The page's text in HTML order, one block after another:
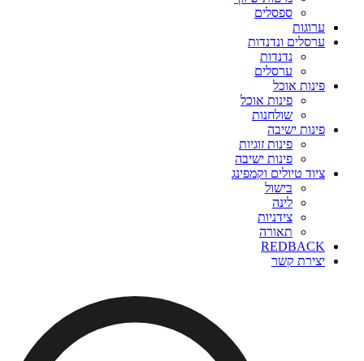
ספסלים
ערוגות
ערסלים ונדנדות
נדנדות
ערסלים
פינות אוכל
פינות אוכל
שולחנות
פינות ישיבה
פינות זוגיות
פינות ישיבה
ציוד טיולים וקמפינג
בישול
לינה
צידניות
תאורה
REDBACK
יצירת קשר